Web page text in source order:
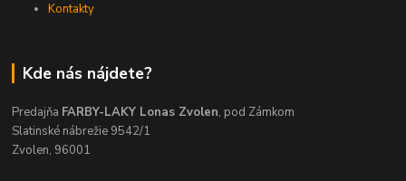
Kontakty
Kde nás nájdete?
Predajňa FARBY-LAKY Lonas Zvolen, pod Zámkom
Slatinské nábrežie 9542/1
Zvolen, 96001